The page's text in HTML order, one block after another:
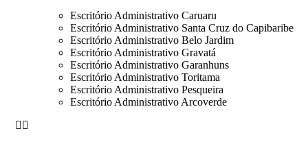
Escritório Administrativo Caruaru
Escritório Administrativo Santa Cruz do Capibaribe
Escritório Administrativo Belo Jardim
Escritório Administrativo Gravatá
Escritório Administrativo Garanhuns
Escritório Administrativo Toritama
Escritório Administrativo Pesqueira
Escritório Administrativo Arcoverde